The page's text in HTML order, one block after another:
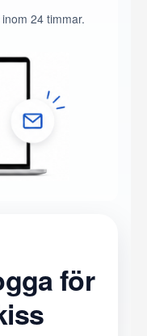
24 timmar.
för